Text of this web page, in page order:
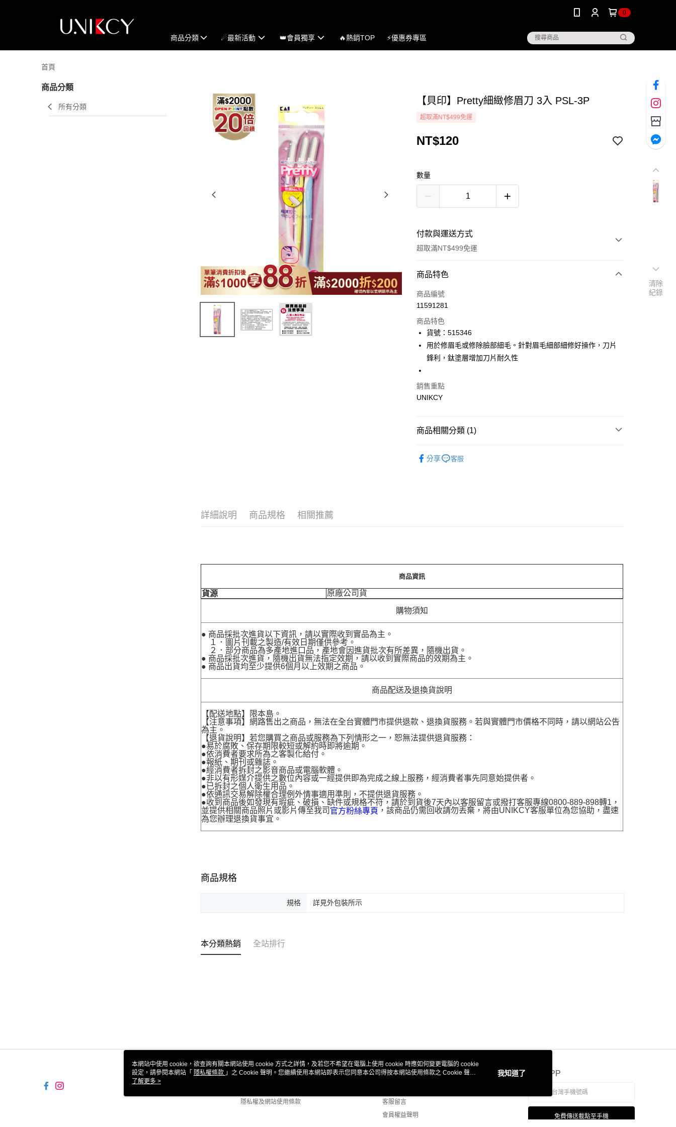
0
商品分類 ☄最新活動 👑會員獨享 🔥熱銷TOP ⚡優惠券專區
首頁
商品分類
所有分類
【貝印】Pretty細緻修眉刀 3入 PSL-3P
超取滿NT$499免運
NT$120
數量
付款與運送方式
超取滿NT$499免運
付款方式
icash Pay
超商取貨付款
LINE Pay
街口支付
運送方式
商品特色
商品編號
11591281
商品特色
貨號：515346
用於修眉毛或修除臉部細毛。針對眉毛細部細修好操作，刀片
鋒利，鈦塗層增加刀片耐久性
銷售重點
UNIKCY
商品相關分類 (1)
分享
客服
詳細說明 商品規格 相關推薦
商品資訊
貨源 原廠公司貨
購物須知
● 商品採批次進貨以下資訊，請以實際收到實品為主。
１．圖片刊載之製造/有效日期僅供參考。
２．部分商品為多產地進口品，產地會因進貨批次有所差異，隨機出貨。
● 商品採批次進貨，隨機出貨無法指定效期，請以收到實際商品的效期為主。
● 商品出貨均至少提供6個月以上效期之商品。
商品配送及退換貨說明
【配送地點】限本島。
【注意事項】網路售出之商品，無法在全台實體門市提供退款、退換貨服務。若與實體門市價格不同時，請以網站公告
為主。
【退貨說明】若您購買之商品或服務為下列情形之一，恕無法提供退貨服務：
●易於腐敗、保存期限較短或解約時即將逾期。
●依消費者要求所為之客製化給付。
●報紙、期刊或雜誌。
●經消費者拆封之影音商品或電腦軟體。
●非以有形媒介提供之數位內容或一經提供即為完成之線上服務，經消費者事先同意始提供者。
●已拆封之個人衛生用品。
●依通訊交易解除權合理例外情事適用準則，不提供退貨服務。
●收到商品後如發現有瑕疵、破損、缺件或規格不符，請於到貨後7天內以客服留言或撥打客服專線0800-889-898轉1，
並提供相關商品照片或影片傳至我司 官方粉絲專頁 ，該商品仍需回收請勿丟棄，將由UNIKCY客服單位為您協助，盡速
為您辦理退換貨事宜。
商品規格
規格 詳見外包裝所示
本分類熱銷 全站排行
關於我們
隱私權及網站使用條款
客服資訊
客服留言
會員權益聲明
官方APP
免費傳送載點至手機
清除
紀錄
本網站中使用 cookie，欲查詢有關本網站使用 cookie 方式之詳情，及若您不希望在電腦上使用 cookie 時應如何變更電腦的 cookie
設定，請參閱本網站「 隱私權條款 」之 Cookie 聲明。您繼續使用本網站即表示您同意本公司得按本網站使用條款之 Cookie 聲明
使用 cookie。
了解更多 >
我知道了